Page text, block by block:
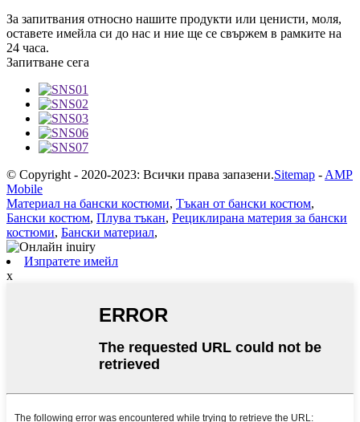
За запитвания относно нашите продукти или ценисти, моля,
оставете имейла си до нас и ние ще се свържем в рамките на
24 часа.
Запитване сега
© Copyright - 2020-2023: Всички права запазени.Sitemap - AMP
Mobile
Материал на бански костюми, Тъкан от бански костюм,
Бански костюм, Плува тъкан, Рециклирана материя за бански
костюми, Бански материал,
Изпратете имейл
x